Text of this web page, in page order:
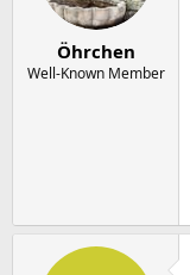
Öhrchen
Well-Known Member